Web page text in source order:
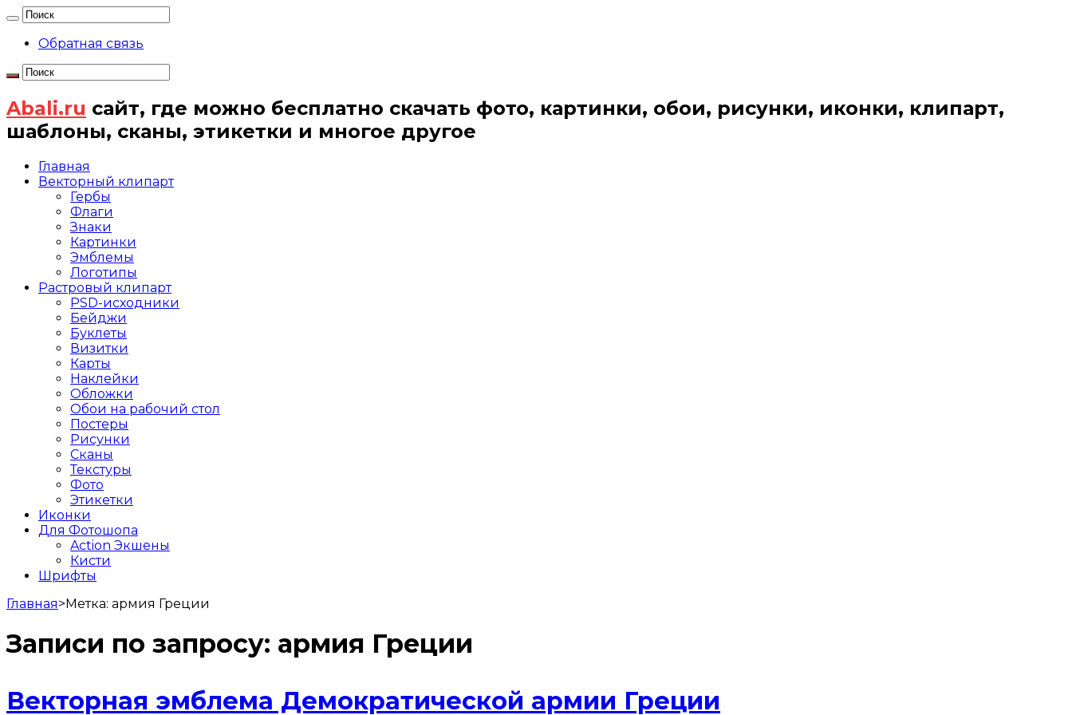
Обратная связь
Abali.ru сайт, где можно бесплатно скачать фото, картинки, обои, рисунки, иконки, клипарт,
шаблоны, сканы, этикетки и многое другое
Главная
Векторный клипарт
Гербы
Флаги
Знаки
Картинки
Эмблемы
Логотипы
Растровый клипарт
PSD-исходники
Бейджи
Буклеты
Визитки
Карты
Наклейки
Обложки
Обои на рабочий стол
Постеры
Рисунки
Сканы
Текстуры
Фото
Этикетки
Иконки
Для Фотошопа
Action Экшены
Кисти
Шрифты
Главная>Метка: армия Греции
Записи по запросу: армия Греции
Векторная эмблема Демократической армии Греции